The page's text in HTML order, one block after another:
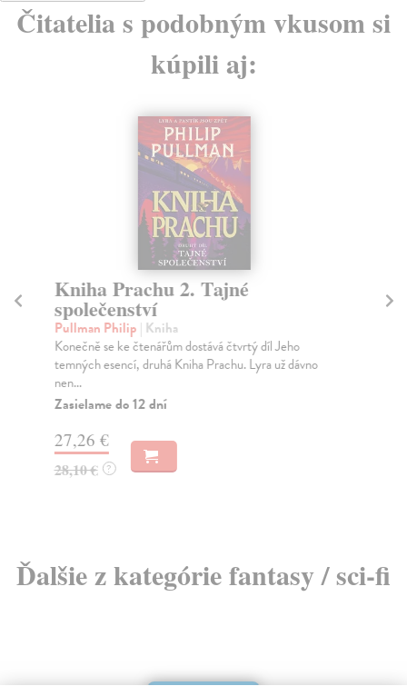
Čitatelia s podobným vkusom si
kúpili aj:
Kniha Prachu 2. Tajné
společenství
Pullman Philip | Kniha
Konečně se ke čtenářům dostává čtvrtý díl Jeho
temných esencí, druhá Kniha Prachu. Lyra už dávno
nen...
Zasielame do 12 dní
27,26 €
28,10 € ?
Ďalšie z kategórie fantasy / sci-fi
E-KNIHA